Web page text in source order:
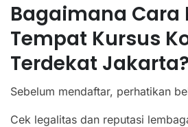
Bagaimana Cara
Tempat Kursus
Terdekat Jakarta?
Sebelum mendaftar, perhatikan
Cek legalitas dan reputasi